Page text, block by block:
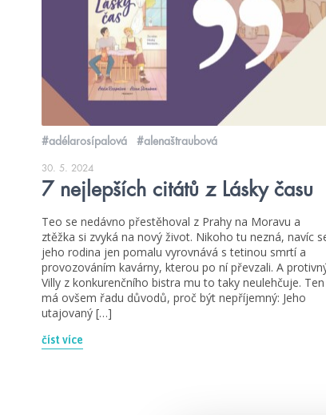
#adélarosípalová #alenaštraubová
30. 5. 2024
7 nejlepších citátů z Lásky času
Teo se nedávno přestěhoval z Prahy na Moravu a
ztěžka si zvyká na nový život. Nikoho tu nezná, navíc
jeho rodina jen pomalu vyrovnává s tetinou smrtí a
provozováním kavárny, kterou po ní převzali. A
Villy z konkurenčního bistra mu to taky neulehčuje. Ten
má ovšem řadu důvodů, proč být nepříjemný: Jeho
utajovaný […]
číst více